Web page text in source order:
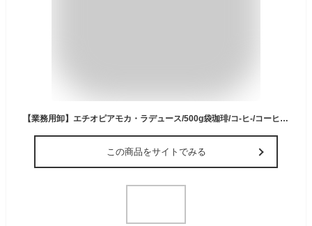
【業務用卸】エチオピアモカ・ラデュース/500g袋珈琲/コ-ヒ-/コーヒー豆/コ-ヒ-/グルメコーヒー豆専門加藤珈琲店
この商品をサイトでみる